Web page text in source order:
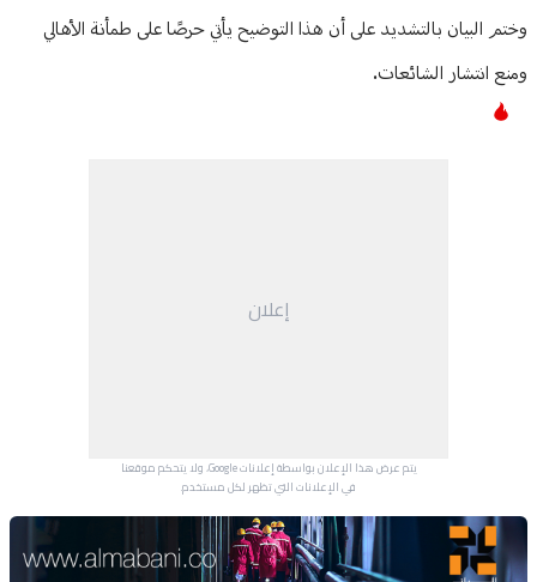
وختم البيان بالتشديد على أن هذا التوضيح يأتي حرصًا على طمأنة الأهالي
ومنع انتشار الشائعات.
إعلان
يتم عرض هذا الإعلان بواسطة إعلانات Google، ولا يتحكم موقعنا
في الإعلانات التي تظهر لكل مستخدم.
Advertisement Section